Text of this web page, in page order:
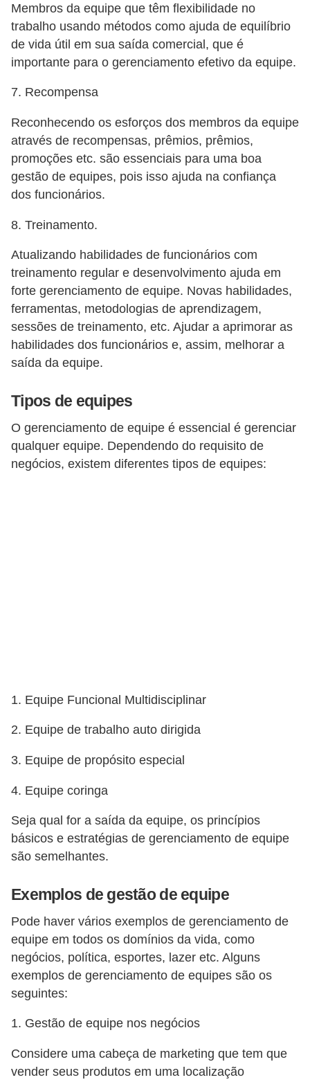
Membros da equipe que têm flexibilidade no
trabalho usando métodos como ajuda de equilíbrio
de vida útil em sua saída comercial, que é
importante para o gerenciamento efetivo da equipe.
7. Recompensa
Reconhecendo os esforços dos membros da equipe
através de recompensas, prêmios, prêmios,
promoções etc. são essenciais para uma boa
gestão de equipes, pois isso ajuda na confiança
dos funcionários.
8. Treinamento.
Atualizando habilidades de funcionários com
treinamento regular e desenvolvimento ajuda em
forte gerenciamento de equipe. Novas habilidades,
ferramentas, metodologias de aprendizagem,
sessões de treinamento, etc. Ajudar a aprimorar as
habilidades dos funcionários e, assim, melhorar a
saída da equipe.
Tipos de equipes
O gerenciamento de equipe é essencial é gerenciar
qualquer equipe. Dependendo do requisito de
negócios, existem diferentes tipos de equipes:
1. Equipe Funcional Multidisciplinar
2. Equipe de trabalho auto dirigida
3. Equipe de propósito especial
4. Equipe coringa
Seja qual for a saída da equipe, os princípios
básicos e estratégias de gerenciamento de equipe
são semelhantes.
Exemplos de gestão de equipe
Pode haver vários exemplos de gerenciamento de
equipe em todos os domínios da vida, como
negócios, política, esportes, lazer etc. Alguns
exemplos de gerenciamento de equipes são os
seguintes:
1. Gestão de equipe nos negócios
Considere uma cabeça de marketing que tem que
vender seus produtos em uma localização
c
u
r
s
o
u
m
a
s
R
e
l
ó
g
o
s
d
e
a
r
e
c
o
n
r
o
l
e
d
e
p
n